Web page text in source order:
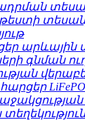
արևային
գնման